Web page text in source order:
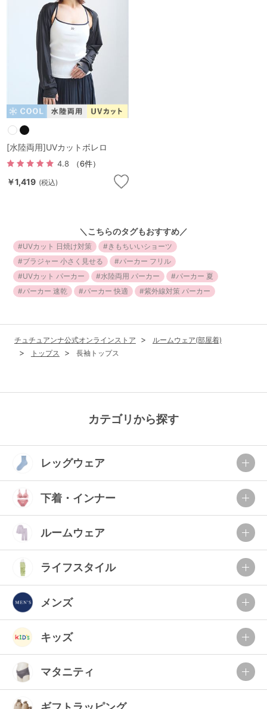
高評価レビューアイテム
WEB限定アイテム
特集ページ
検索を閉じる
[水陸両用]UVカットボレロ
4.8 （6件）
￥1,419 (税込)
＼こちらのタグもおすすめ／
UVカット 日焼け対策
きもちいいショーツ
ブラジャー 小さく見せる
パーカー フリル
UVカット パーカー
水陸両用 パーカー
パーカー 夏
パーカー 速乾
パーカー 快適 紫外線対策 パーカー
チュチュアンナ公式オンラインストア
ルームウェア(部屋着)
トップス
長袖トップス
カテゴリから探す
レッグウェア
下着・インナー
ルームウェア
ライフスタイル
メンズ
キッズ
マタニティ